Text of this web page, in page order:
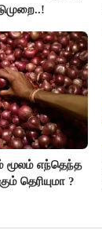
எந்தெந்த
தெரியுமா ?